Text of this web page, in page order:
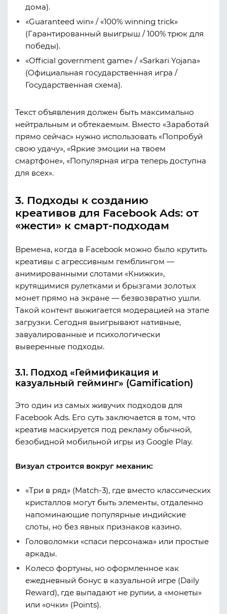
дома).
«Guaranteed win» / «100% winning trick»
(Гарантированный выигрыш / 100% трюк для
победы).
«Official government game» / «Sarkari Yojana»
(Официальная государственная игра /
Государственная схема).
Текст объявления должен быть максимально
нейтральным и обтекаемым. Вместо «Заработай
прямо сейчас» нужно использовать «Попробуй
свою удачу», «Яркие эмоции на твоем
смартфоне», «Популярная игра теперь доступна
для всех».
3. Подходы к созданию
креативов для Facebook Ads: от
«жести» к смарт-подходам
Времена, когда в Facebook можно было крутить
креативы с агрессивным гемблингом —
анимированными слотами «Книжки»,
крутящимися рулетками и брызгами золотых
монет прямо на экране — безвозвратно ушли.
Такой контент выжигается модерацией на этапе
загрузки. Сегодня выигрывают нативные,
завуалированные и психологически
выверенные подходы.
3.1. Подход «Геймификация и
казуальный гейминг» (Gamification)
Это один из самых живучих подходов для
Facebook Ads. Его суть заключается в том, что
креатив маскируется под рекламу обычной,
безобидной мобильной игры из Google Play.
Визуал строится вокруг механик:
«Три в ряд» (Match-3), где вместо классических
кристаллов могут быть элементы, отдаленно
напоминающие популярные индийские
слоты, но без явных признаков казино.
Головоломки «спаси персонажа» или простые
аркады.
Колесо фортуны, но оформленное как
ежедневный бонус в казуальной игре (Daily
Reward), где выпадают не рупии, а «монеты»
или «очки» (Points).